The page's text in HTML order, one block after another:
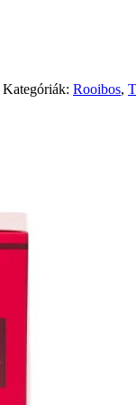
Kategóriák: Rooibos,